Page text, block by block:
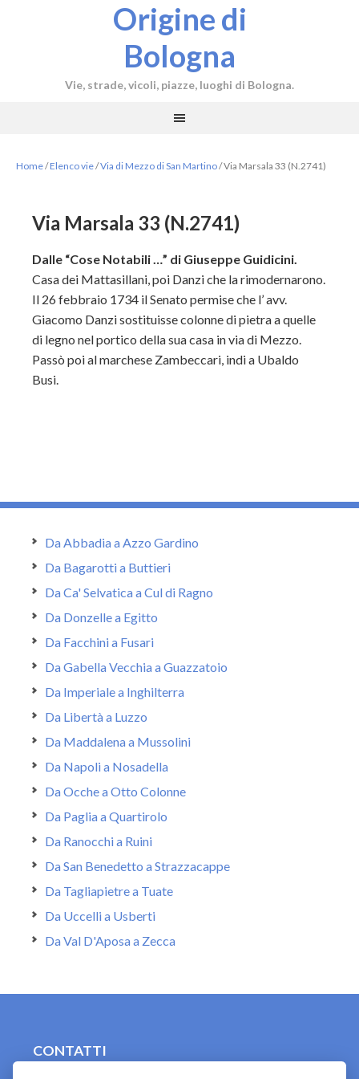
Origine di
Bologna
Vie, strade, vicoli, piazze, luoghi di Bologna.
Home/Elenco vie/Via di Mezzo di San Martino/Via Marsala 33 (N.2741)
Via Marsala 33 (N.2741)
Dalle “Cose Notabili …” di Giuseppe Guidicini.
Casa dei Mattasillani, poi Danzi che la rimodernarono.
Il 26 febbraio 1734 il Senato permise che l’ avv.
Giacomo Danzi sostituisse colonne di pietra a quelle
di legno nel portico della sua casa in via di Mezzo.
Passò poi al marchese Zambeccari, indi a Ubaldo
Busi.
Da Abbadia a Azzo Gardino
Da Bagarotti a Buttieri
Da Ca' Selvatica a Cul di Ragno
Da Donzelle a Egitto
Da Facchini a Fusari
Da Gabella Vecchia a Guazzatoio
Da Imperiale a Inghilterra
Da Libertà a Luzzo
Da Maddalena a Mussolini
Da Napoli a Nosadella
Da Ocche a Otto Colonne
Da Paglia a Quartirolo
Da Ranocchi a Ruini
Da San Benedetto a Strazzacappe
Da Tagliapietre a Tuate
Da Uccelli a Usberti
Da Val D'Aposa a Zecca
CONTATTI